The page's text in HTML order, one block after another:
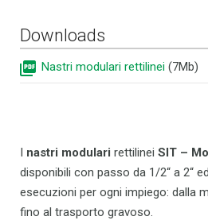
Downloads
Nastri modulari rettilinei (7Mb)
I nastri modulari rettilinei SIT –
disponibili con passo da 1/2“ a 2“
esecuzioni per ogni impiego: dalla
fino al trasporto gravoso.